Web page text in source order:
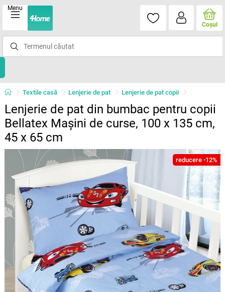
Menu
Coşul
Textile casă Lenjerie de pat Lenjerie de pat copii
Lenjerie de pat din bumbac pentru copii
Bellatex Mașini de curse, 100 x 135 cm,
45 x 65 cm
reducere -12%